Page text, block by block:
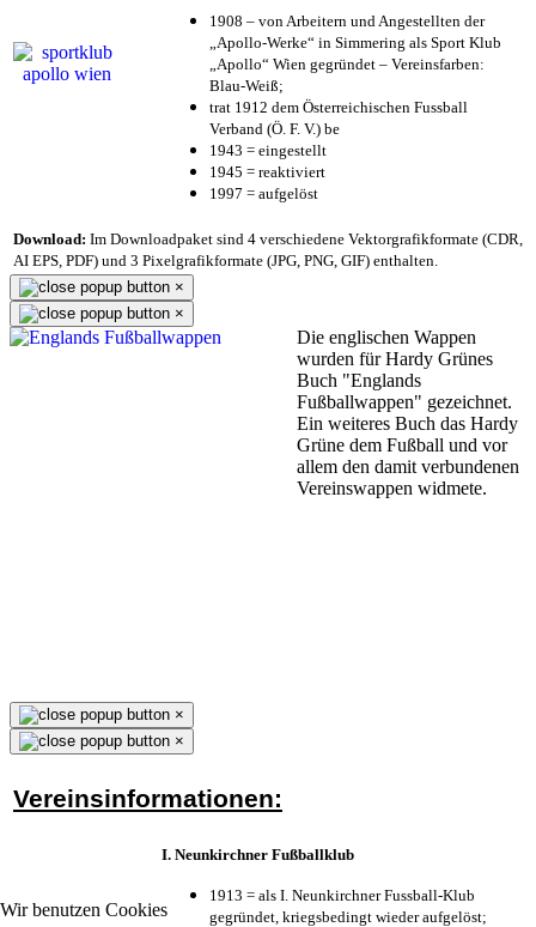
Wir benutzen Cookies
1908 – von Arbeitern und Angestellten der
„Apollo-Werke“ in Simmering als Sport Klub
„Apollo“ Wien gegründet – Vereinsfarben:
Blau-Weiß;
trat 1912 dem Österreichischen Fussball
Verband (Ö. F. V.) be
1943 = eingestellt
1945 = reaktiviert
1997 = aufgelöst
Download: Im Downloadpaket sind 4 verschiedene Vektorgrafikformate (CDR,
AI EPS, PDF) und 3 Pixelgrafikformate (JPG, PNG, GIF) enthalten.
×
×
Die englischen Wappen
wurden für Hardy Grünes
Buch "Englands
Fußballwappen" gezeichnet.
Ein weiteres Buch das Hardy
Grüne dem Fußball und vor
allem den damit verbundenen
Vereinswappen widmete.
×
×
Vereinsinformationen:
I. Neunkirchner Fußballklub
1913 = als I. Neunkirchner Fussball-Klub
gegründet, kriegsbedingt wieder aufgelöst;